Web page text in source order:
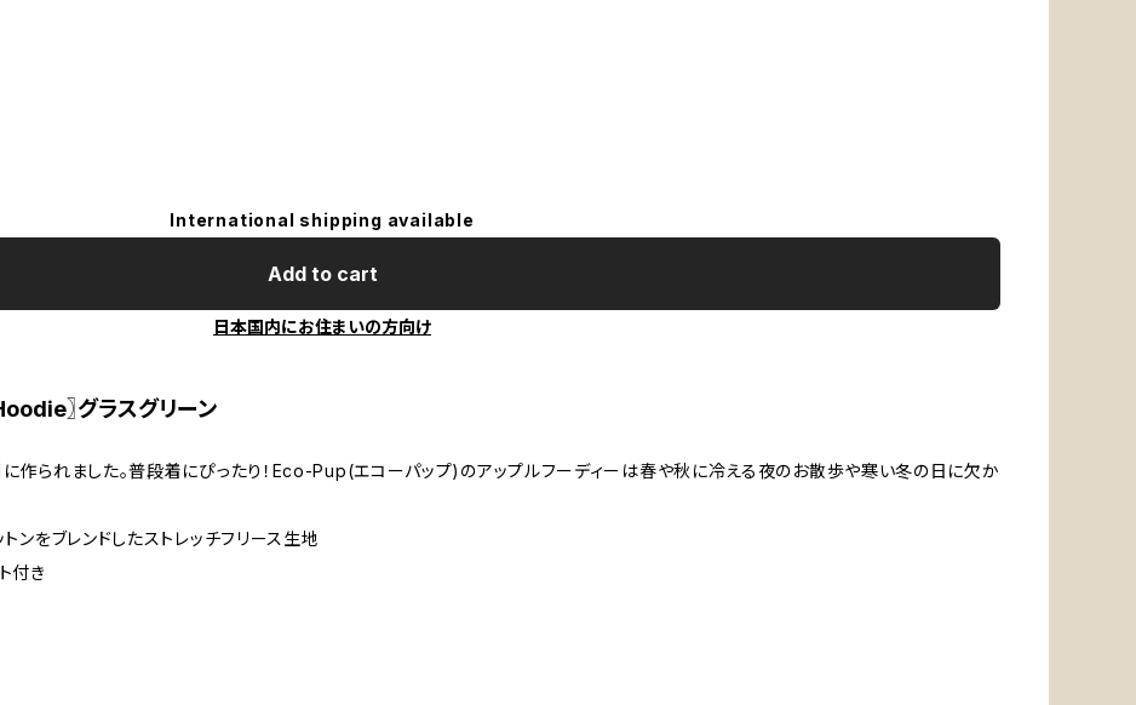
International shipping available
Add to cart
日本国内にお住まいの方向け
〗グラスグリーン
作られました。普段着にぴったり！Eco-Pup(エコーパップ)のアップルフーディーは春や秋に冷える夜のお散歩や寒い冬の日に欠か
をブレンドしたストレッチフリース生地
付き